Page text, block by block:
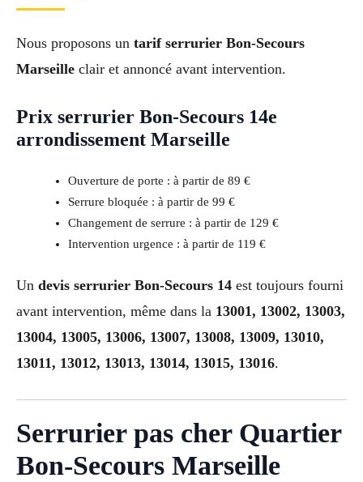
Nous proposons un tarif serrurier Bon-Secours
Marseille clair et annoncé avant intervention.
Prix serrurier Bon-Secours 14e
arrondissement Marseille
Ouverture de porte : à partir de 89 €
Serrure bloquée : à partir de 99 €
Changement de serrure : à partir de 129 €
Intervention urgence : à partir de 119 €
Un devis serrurier Bon-Secours 14 est toujours fourni
avant intervention, même dans la 13001, 13002, 13003,
13004, 13005, 13006, 13007, 13008, 13009, 13010,
13011, 13012, 13013, 13014, 13015, 13016.
Serrurier pas cher Quartier
Bon-Secours Marseille